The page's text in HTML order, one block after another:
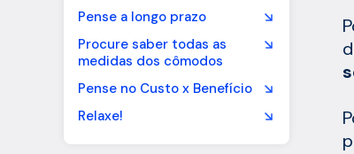
Pense a longo prazo
Procure saber todas as
medidas dos cômodos
Pense no Custo x Benefício
Relaxe!